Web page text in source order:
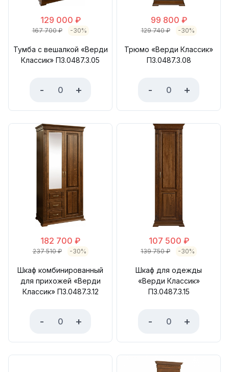
129 000 ₽
167 700₽ -30%
Тумба с вешалкой «Верди
Классик» П3.0487.3.05
- +
99 800 ₽
129 740₽ -30%
Трюмо «Верди Классик»
П3.0487.3.08
- +
182 700 ₽
237 510₽ -30%
Шкаф комбинированный
для прихожей «Верди
Классик» П3.0487.3.12
- +
107 500 ₽
139 750₽ -30%
Шкаф для одежды
«Верди Классик»
П3.0487.3.15
- +